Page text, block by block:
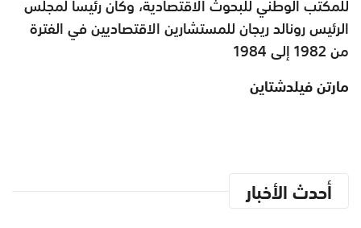
الرئيس رونالد ريجان للمستشارين الاقتصاديين في الفترة
من 1982 إلى 1984
مارتن فيلدشتاين
أحدث الأخبار